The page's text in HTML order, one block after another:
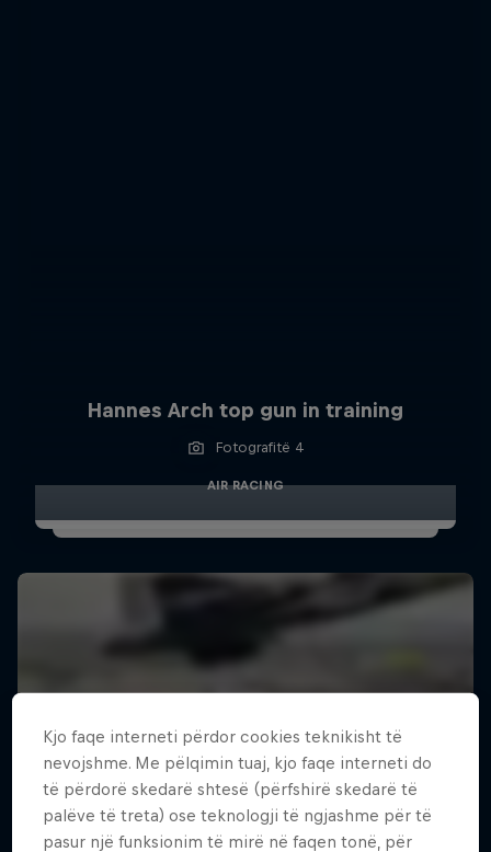
Hannes Arch top gun in training
Fotografitë 4
AIR RACING
Kjo faqe interneti përdor cookies teknikisht të
nevojshme. Me pëlqimin tuaj, kjo faqe interneti do
të përdorë skedarë shtesë (përfshirë skedarë të
palëve të treta) ose teknologji të ngjashme për të
pasur një funksionim të mirë në faqen tonë, për